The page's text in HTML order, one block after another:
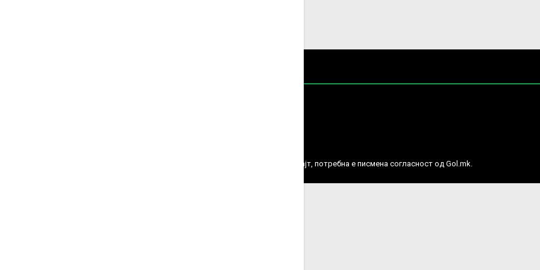
комерцијална употреба на текстови, фотографии или податоци од овој веб сајт, потребна е писмена согласност од Gol.mk.